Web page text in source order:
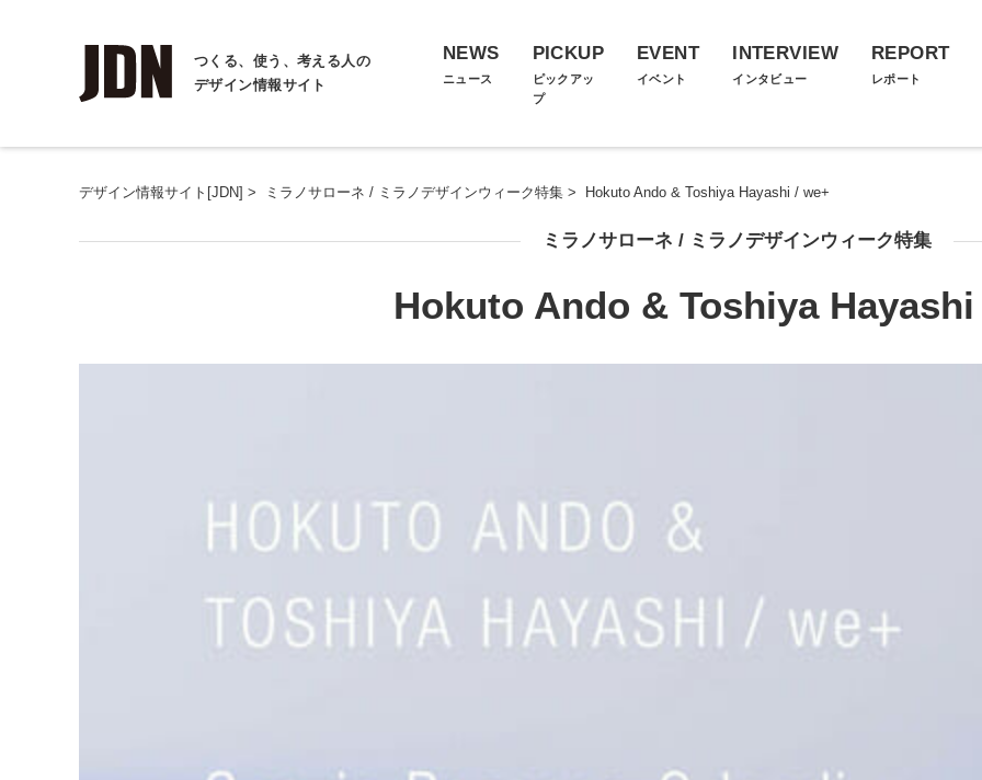
つくる、使う、考える人の
デザイン情報サイト
NEWS
ニュース
PICKUP
ピックアッ
プ
EVENT
イベント
INTERVIEW
インタビュー
REPORT
レポート
デザイン情報サイト[JDN] > ミラノサローネ / ミラノデザインウィーク特集 > Hokuto Ando & Toshiya Hayashi / we+
ミラノサローネ / ミラノデザインウィーク特集
Hokuto Ando & Toshiya Hayashi